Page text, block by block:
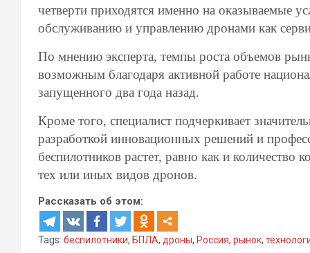
четверти приходятся именно на оказываемые
обслуживанию и управлению дронами как
По мнению эксперта, темпы роста объемов
возможным благодаря активной работе
запущенного два года назад.
Кроме того, специалист подчеркивает
разработкой инновационных решений и
беспилотников растет, равно как и
тех или иных видов дронов.
Рассказать об этом:
Tags: беспилотники, БПЛА, дроны, Россия, рынок,